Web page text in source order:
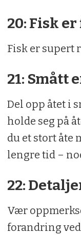
20: Fisk
Fisk er supert
21: Smått
Del opp åtet i
holde seg på
du et stort åte
lengre tid –
22:
Vær
forandring